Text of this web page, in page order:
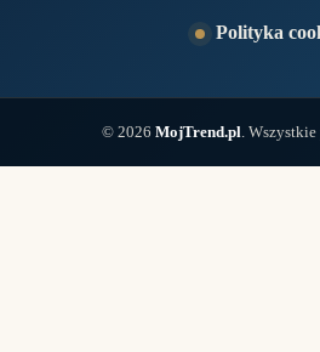
Polityka
© 2026 MojTrend.pl .